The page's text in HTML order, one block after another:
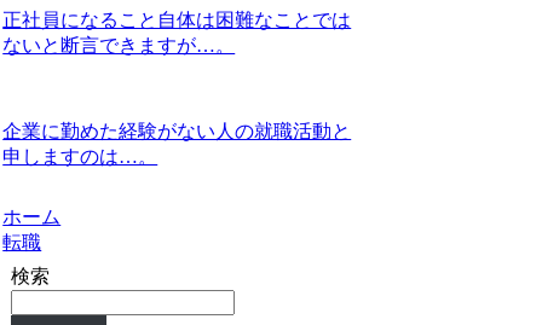
正社員になること自体は困難なことでは
ないと断言できますが…。
企業に勤めた経験がない人の就職活動と
申しますのは…。
ホーム
転職
検索